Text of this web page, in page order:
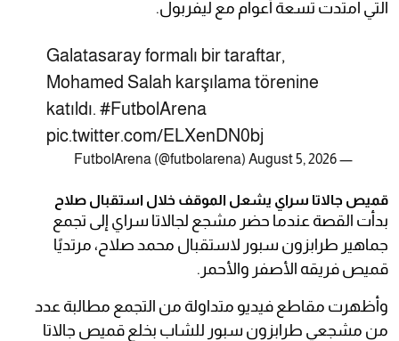
التي امتدت تسعة أعوام مع ليفربول.
Galatasaray formalı bir taraftar,
Mohamed Salah karşılama törenine
katıldı. #FutbolArena
pic.twitter.com/ELXenDN0bj
— FutbolArena (@futbolarena)
August 5, 2026
قميص جالاتا سراي يشعل الموقف خلال استقبال صلاح
بدأت القصة عندما حضر مشجع لجالاتا سراي إلى تجمع
جماهير طرابزون سبور لاستقبال محمد صلاح، مرتديًا
قميص فريقه الأصفر والأحمر.
وأظهرت مقاطع فيديو متداولة من التجمع مطالبة عدد
من مشجعي طرابزون سبور للشاب بخلع قميص جالاتا